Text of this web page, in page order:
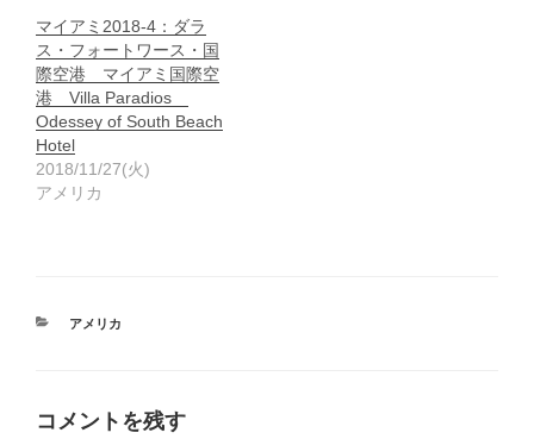
マイアミ2018-4：ダラ
ス・フォートワース・国
際空港 マイアミ国際空
港 Villa Paradios
Odessey of South Beach
Hotel
2018/11/27(火)
アメリカ
カ
アメリカ
コメントを残す